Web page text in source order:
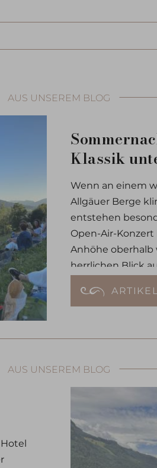
AUS UNSEREM BLOG
Klassik
Wenn an einem
Allgäuer Berge
entstehen
Open-Air-
Anhöhe
herrlichen Blick
Konzertabend.
AUS UNSEREM BLOG